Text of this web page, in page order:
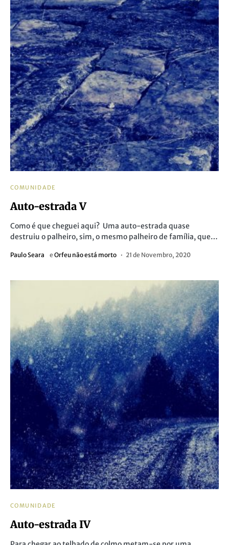
COMUNIDADE
Auto-estrada V
Como é que cheguei aqui? Uma auto-estrada quase
destruiu o palheiro, sim, o mesmo palheiro de família, que…
Paulo Seara e Orfeu não está morto 21 de Novembro, 2020
COMUNIDADE
Auto-estrada IV